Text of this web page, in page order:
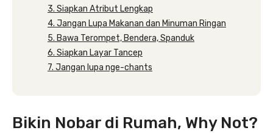
3. Siapkan Atribut Lengkap
4. Jangan Lupa Makanan dan Minuman Ringan
5. Bawa Terompet, Bendera, Spanduk
6. Siapkan Layar Tancep
7. Jangan lupa nge-chants
Bikin Nobar di Rumah, Why Not?